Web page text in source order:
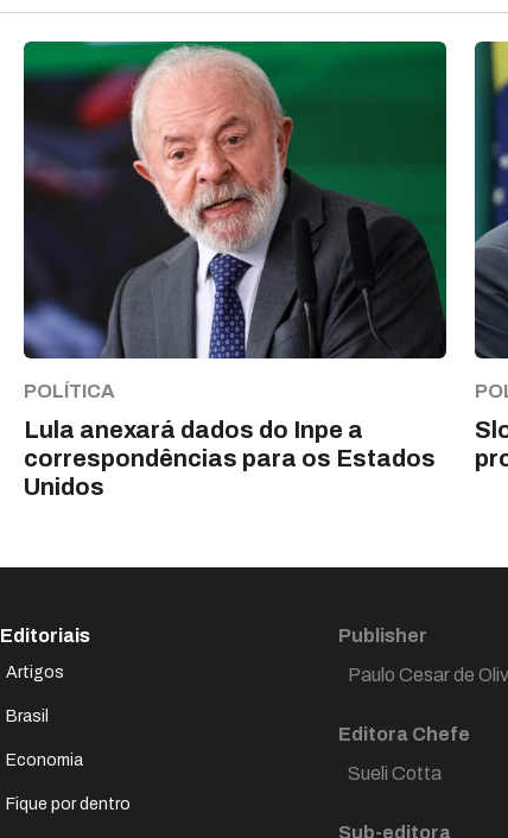
POLÍTICA
Lula anexará dados do Inpe a
correspondências para os Estados
Unidos
Editoriais
Artigos
Brasil
Economia
Fique por dentro
Publisher
Paulo Cesar de
Editora Chefe
Sueli Cotta
Sub-editora